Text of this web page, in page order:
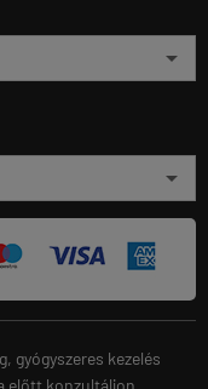
gyógyszeres kezelés
előtt konzultáljon